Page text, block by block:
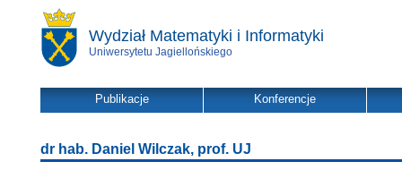
Wydział Matematyki i Informatyki
Uniwersytetu Jagiellońskiego
Publikacje Konferencje
dr hab. Daniel Wilczak, prof. UJ